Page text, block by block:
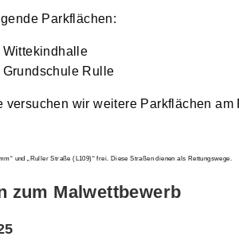
Parkflächen:
Wittekindhalle
Grundschule Rulle
versuchen wir weitere Parkflächen
und „Ruller Straße (L109)“ frei. Diese Straßen dienen als Rettungswege.
zum Malwettbewerb